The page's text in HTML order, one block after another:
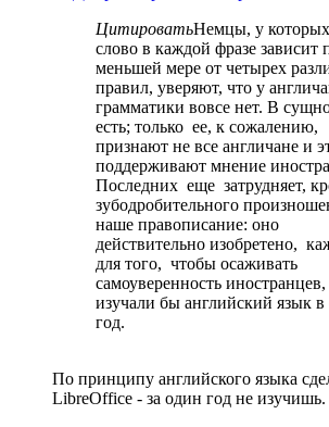
ЦитироватьНемцы, у
слово в каждой фразе зависит
меньшей мере от четырех
правил, уверяют, что у
грамматики вовсе нет. В
есть; только ее, к сожалению,
признают не все англичане и
поддерживают мнение
Последних еще затрудняет,
зубодробительного
наше правописание: оно
действительно изобретено,
для того, чтобы осаживать
самоуверенность
изучали бы английский язык в
год.
По принципу английского языка
LibreOffice - за один год не изучишь.